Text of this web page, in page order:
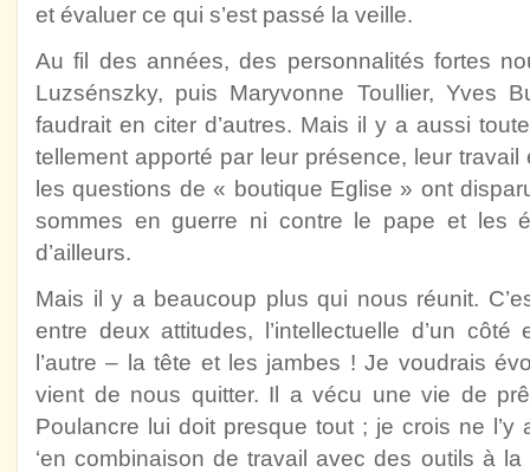
et évaluer ce qui s’est passé la veille.
Au fil des années, des personnalités fortes
Luzsénszky, puis Maryvonne Toullier, Yves
faudrait en citer d’autres. Mais il y a aussi
tellement apporté par leur présence, leur
les questions de « boutique Eglise » ont
sommes en guerre ni contre le pape et les
d’ailleurs.
Mais il y a beaucoup plus qui nous réunit.
entre deux attitudes, l’intellectuelle d’un
l’autre – la tête et les jambes ! Je voudrais
vient de nous quitter. Il a vécu une vie de
Poulancre lui doit presque tout ; je crois ne l’y
‘en combinaison de travail avec des outils à